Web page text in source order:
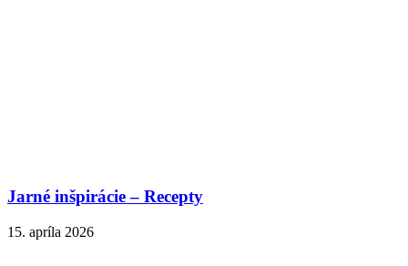
Jarné inšpirácie – Recepty
15. apríla 2026